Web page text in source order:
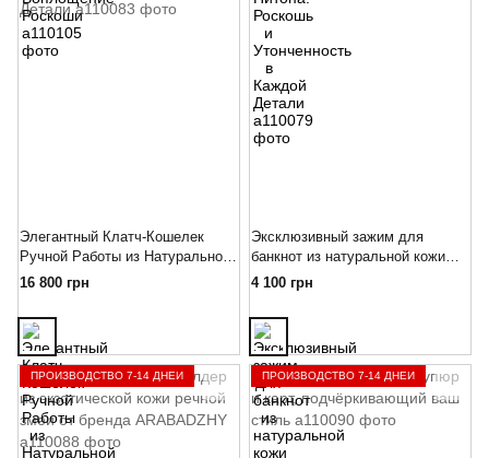
Элегантный Клатч-Кошелек
Ручной Работы из Натуральной
Кожи Питона: Совершенство в
Каждой Детали
16 800 грн
Эксклюзивный зажим для
банкнот из натуральной кожи
питона
4 100 грн
ПРОИЗВОДСТВО 7-14 ДНЕЙ ПРОИЗВОДСТВО 7-14 ДНЕЙ